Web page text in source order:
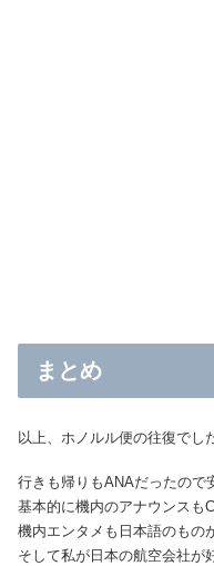
まとめ
以上、ホノルル便の往復でし
行きも帰りもANAだったので
基本的に機内のアナウンスも
機内エンタメも日本語のもの
そして私が日本の航空会社が